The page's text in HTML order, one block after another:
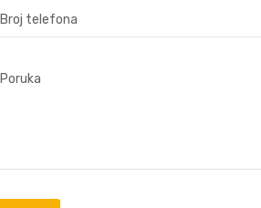
Broj telefona
Poruka